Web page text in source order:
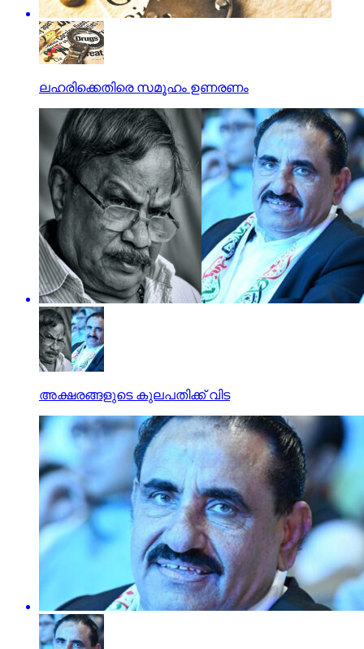
ലഹരിക്കെതിരെ സമൂഹം ഉണരണം
അക്ഷരങ്ങളുടെ കുലപതിക്ക് വിട